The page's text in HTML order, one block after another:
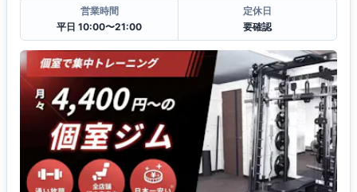
営業時間
平日 10:00〜21:00
定休日
要確認